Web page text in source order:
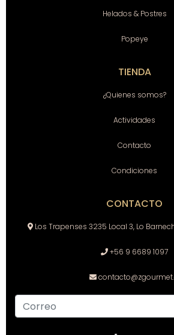
Helados & Postres
Popeye
TIENDA
¿Quienes somos?
Actividades
Contacto
Condiciones
CONTACTO
Los Trapenses 3235 Local 3, Lo
+56 9 6689 1097